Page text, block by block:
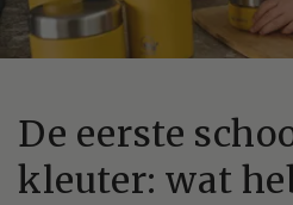
De eerste
kleuter: wat